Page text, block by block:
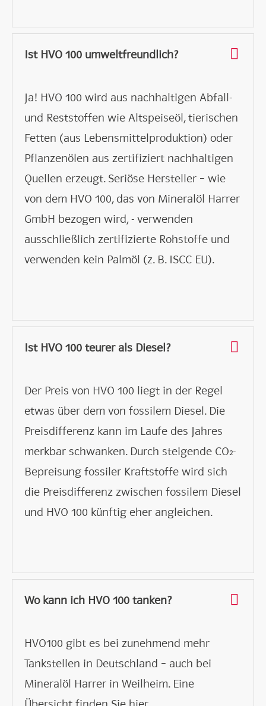
Ist HVO 100 umweltfreundlich?
Ja! HVO 100 wird aus nachhaltigen Abfall-
und Reststoffen wie Altspeiseöl, tierischen
Fetten (aus Lebensmittelproduktion) oder
Pflanzenölen aus zertifiziert nachhaltigen
Quellen erzeugt. Seriöse Hersteller – wie
von dem HVO 100, das von Mineralöl Harrer
GmbH bezogen wird, - verwenden
ausschließlich zertifizierte Rohstoffe und
verwenden kein Palmöl (z. B. ISCC EU).
Ist HVO 100 teurer als Diesel?
Der Preis von HVO 100 liegt in der Regel
etwas über dem von fossilem Diesel. Die
Preisdifferenz kann im Laufe des Jahres
merkbar schwanken. Durch steigende CO₂-
Bepreisung fossiler Kraftstoffe wird sich
die Preisdifferenz zwischen fossilem Diesel
und HVO 100 künftig eher angleichen.
Wo kann ich HVO 100 tanken?
HVO100 gibt es bei zunehmend mehr
Tankstellen in Deutschland – auch bei
Mineralöl Harrer in Weilheim. Eine